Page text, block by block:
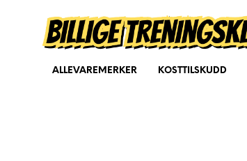
ALLEVAREMERKER KOSTTILSKUDD